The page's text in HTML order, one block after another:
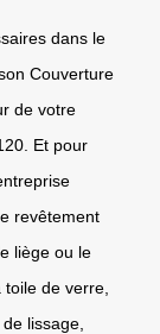
dans le
Couverture
de votre
Et pour
revêtement
liège ou le
de verre,
lissage,